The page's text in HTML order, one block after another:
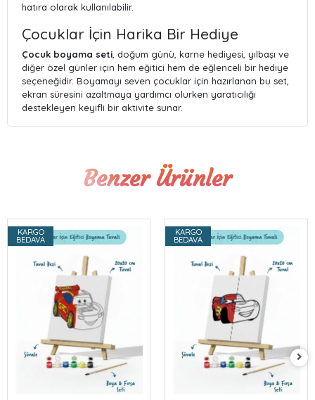
hatıra olarak kullanılabilir.
Çocuklar İçin Harika Bir Hediye
Çocuk boyama seti , doğum günü, karne hediyesi, yılbaşı ve
diğer özel günler için hem eğitici hem de eğlenceli bir hediye
seçeneğidir. Boyamayı seven çocuklar için hazırlanan bu set,
ekran süresini azaltmaya yardımcı olurken yaratıcılığı
destekleyen keyifli bir aktivite sunar.
Benzer Ürünler
KARGO
BEDAVA
KARGO
BEDAVA